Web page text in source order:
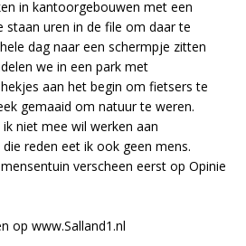
in kantoorgebouwen met een
staan uren in de file om daar te
dag naar een schermpje zitten
we in een park met
aan het begin om fietsers te
gemaaid om natuur te weren.
niet mee wil werken aan
reden eet ik ook geen mens.
verscheen eerst op Opinie
op www.Salland1.nl